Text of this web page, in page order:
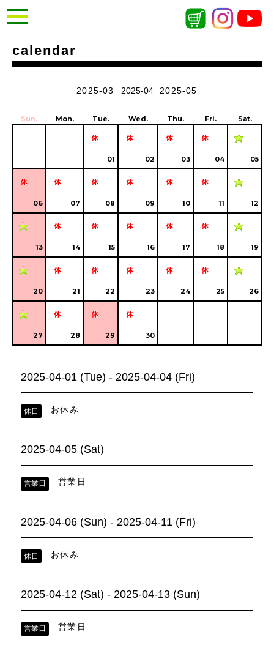
calendar
2025-03 2025-04 2025-05
Sun. Mon. Tue. Wed. Thu. Fri. Sat.
01 02 03 04 05
06 07 08 09 10 11 12
13 14 15 16 17 18 19
20 21 22 23 24 25 26
27 28 29 30
2025-04-01 (Tue) - 2025-04-04 (Fri)
休日 お休み
2025-04-05 (Sat)
営業日 営業日
2025-04-06 (Sun) - 2025-04-11 (Fri)
休日 お休み
2025-04-12 (Sat) - 2025-04-13 (Sun)
営業日 営業日